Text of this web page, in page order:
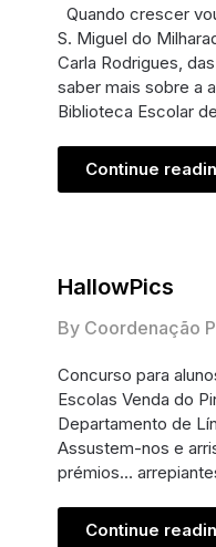
Quando crescer
S. Miguel do
Carla Rodrigues,
saber mais sobre a
Biblioteca Escolar
Continue
HallowPics
By Coordenação
Concurso para
Escolas Venda do
Departamento de
Assustem-nos e
prémios…
Continue